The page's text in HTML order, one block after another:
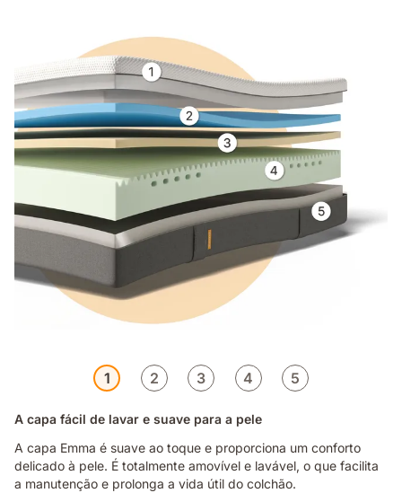
1 2 3 4 5
A capa fácil de lavar e suave para a pele
A capa Emma é suave ao toque e proporciona um conforto
delicado à pele. É totalmente amovível e lavável, o que facilita
a manutenção e prolonga a vida útil do colchão.